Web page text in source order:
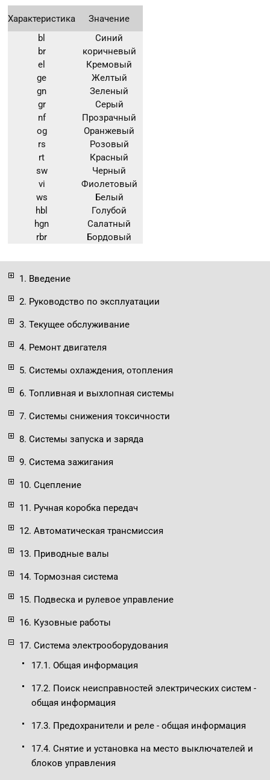
1. Введение
2. Руководство по эксплуатации
3. Текущее обслуживание
4. Ремонт двигателя
5. Системы охлаждения, отопления
6. Топливная и выхлопная системы
7. Системы снижения токсичности
8. Системы запуска и заряда
9. Система зажигания
10. Сцепление
11. Ручная коробка передач
12. Автоматическая трансмиссия
13. Приводные валы
14. Тормозная система
15. Подвеска и рулевое управление
16. Кузовные работы
17. Система электрооборудования
17.1. Общая информация
17.2. Поиск неисправностей электрических систем -
общая информация
17.3. Предохранители и реле - общая информация
17.4. Снятие и установка на место выключателей и
блоков управления
Характеристика
Значение
bl
Синий
br
коричневый
el
Кремовый
ge
Желтый
gn
Зеленый
gr
Серый
nf
Прозрачный
og
Оранжевый
rs
Розовый
rt
Красный
sw
Черный
vi
Фиолетовый
ws
Белый
hbl
Голубой
hgn
Салатный
rbr
Бордовый